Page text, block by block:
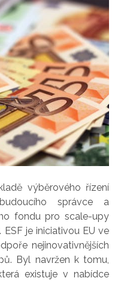
výběrového řízení
správce a
fondu pro scale-upy
ESF je iniciativou EU ve
nejinovativnějších
Byl navržen k tomu,
existuje v nabídce